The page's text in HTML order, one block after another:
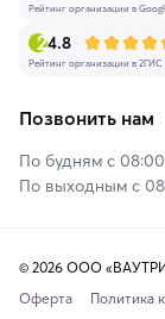
Рейтинг организации в
4.8
Рейтинг организации в 2ГИС
Позвонить нам
По будням с
По выходным с
© 2026 ООО
Оферта
Политика